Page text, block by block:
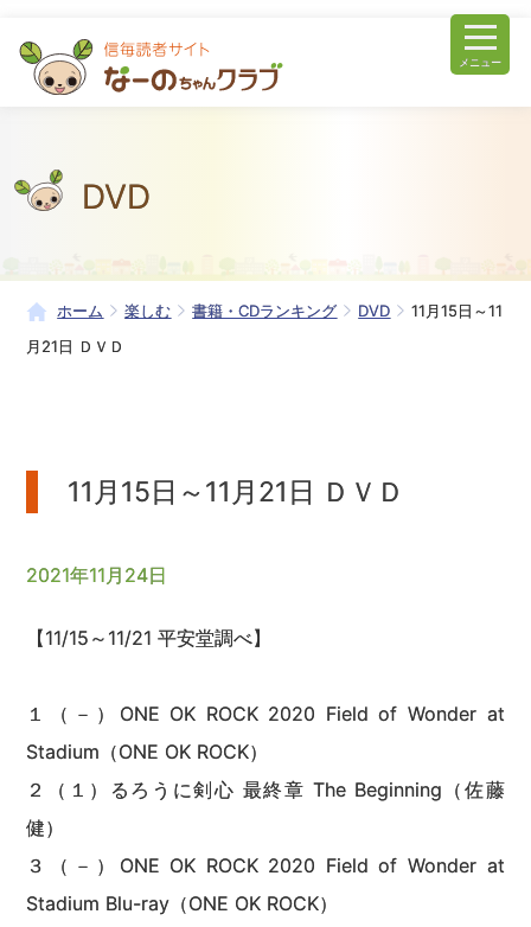
メニュー
DVD
ホーム 楽しむ 書籍・CDランキング DVD
11月15日～11
月21日 ＤＶＤ
11月15日～11月21日 ＤＶＤ
2021年11月24日
【11/15～11/21 平安堂調べ】
１（－）ONE OK ROCK 2020 Field of Wonder at
Stadium（ONE OK ROCK）
２（１）るろうに剣心 最終章 The Beginning（佐藤
健）
３（－）ONE OK ROCK 2020 Field of Wonder at
Stadium Blu-ray（ONE OK ROCK）